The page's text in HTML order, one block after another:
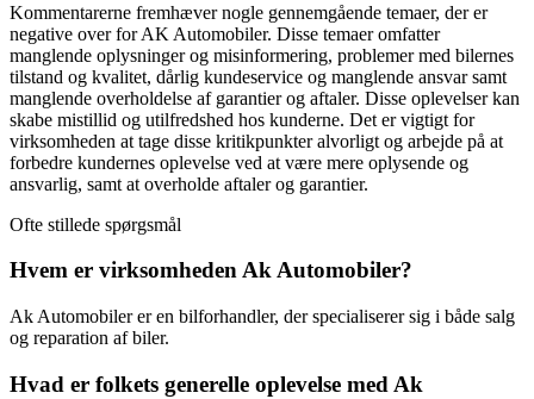
Kommentarerne fremhæver nogle gennemgående temaer, der er
negative over for AK Automobiler. Disse temaer omfatter
manglende oplysninger og misinformering, problemer med bilernes
tilstand og kvalitet, dårlig kundeservice og manglende ansvar samt
manglende overholdelse af garantier og aftaler. Disse oplevelser kan
skabe mistillid og utilfredshed hos kunderne. Det er vigtigt for
virksomheden at tage disse kritikpunkter alvorligt og arbejde på at
forbedre kundernes oplevelse ved at være mere oplysende og
ansvarlig, samt at overholde aftaler og garantier.
Ofte stillede spørgsmål
Hvem er virksomheden Ak Automobiler?
Ak Automobiler er en bilforhandler, der specialiserer sig i både salg
og reparation af biler.
Hvad er folkets generelle oplevelse med Ak